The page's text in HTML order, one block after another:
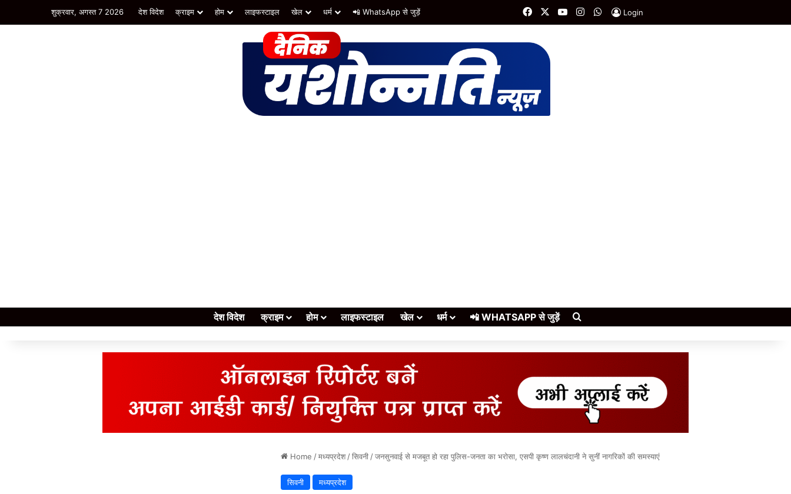
शुक्रवार, अगस्त 7 2026 देश विदेश क्राइम होम लाइफस्टाइल खेल धर्म 📲 WhatsApp से जुड़ें FacebookYouTubeInstagram
WhatsApp
Login
देश विदेश क्राइम होम लाइफस्टाइल खेल धर्म 📲 WHATSAPP से जुड़ें Search for
Home /मध्यप्रदेश /सिवनी /जनसुनवाई से मजबूत हो रहा पुलिस-जनता का भरोसा, एसपी कृष्ण लालचंदानी ने सुनीं नागरिकों की समस्याएं
सिवनी मध्यप्रदेश